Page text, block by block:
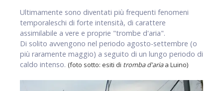
Ultimamente sono diventati più frequenti fenomeni
temporaleschi di forte intensità, di carattere
assimilabile a vere e proprie "trombe d'aria".
Di solito avvengono nel periodo agosto-settembre (o
più raramente maggio) a seguito di un lungo periodo di
caldo intenso. (foto sotto: esiti di tromba d'ariaa Luino)